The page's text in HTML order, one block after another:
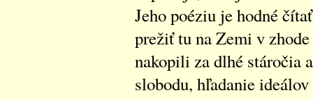
Jeho poéziu je hodné
prežiť tu na Zemi v
nakopili za dlhé stáročia
slobodu, hľadanie